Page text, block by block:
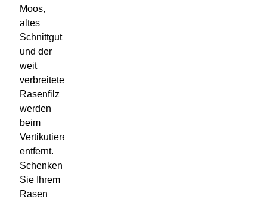
Moos,
altes
Schnittgut
und der
weit
verbreitete
Rasenfilz
werden
beim
Vertikutieren
entfernt.
Schenken
Sie Ihrem
Rasen